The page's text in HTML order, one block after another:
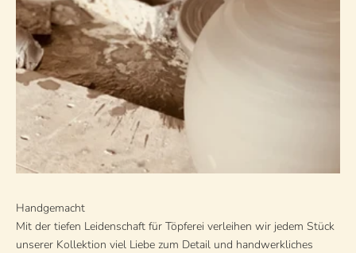
Handgemacht
Mit der tiefen Leidenschaft für Töpferei verleihen wir jedem Stück
unserer Kollektion viel Liebe zum Detail und handwerkliches